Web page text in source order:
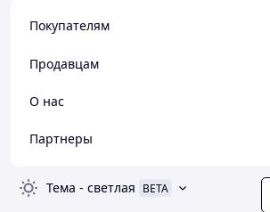
Покупателям
Продавцам
О нас
Партнеры
Тема - светлая BETA